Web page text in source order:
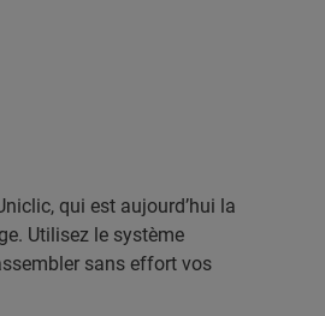
qui est aujourd’hui la
Utilisez le système
sans effort vos